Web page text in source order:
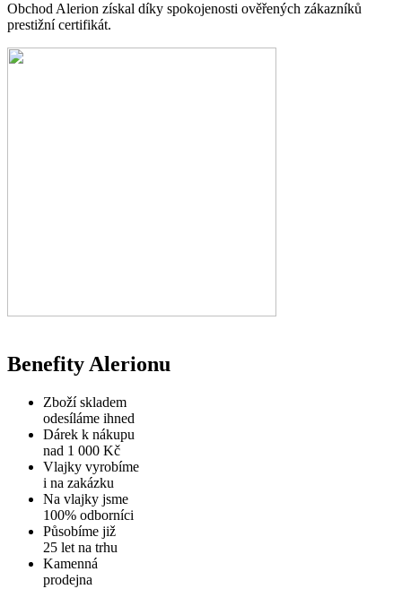
Obchod Alerion získal díky spokojenosti ověřených zákazníků
prestižní certifikát.
Benefity Alerionu
Zboží skladem
odesíláme ihned
Dárek k nákupu
nad 1 000 Kč
Vlajky vyrobíme
i na zakázku
Na vlajky jsme
100% odborníci
Působíme již
25 let na trhu
Kamenná
prodejna